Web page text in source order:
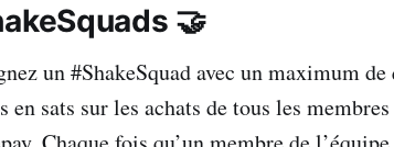
🤝
un #ShakeSquad avec un maximum
en sats sur les achats de tous les